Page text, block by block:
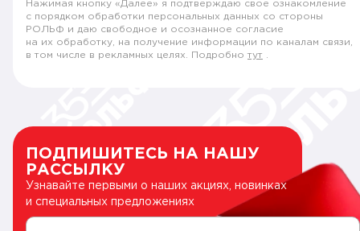
Нажимая кнопку «Далее» я подтверждаю свое ознакомление
с порядком обработки персональных данных со стороны
РОЛЬФ и даю свободное и осознанное согласие
на их обработку, на получение информации по каналам связи,
в том числе в рекламных целях. Подробно тут
ПОДПИШИТЕСЬ НА НАШУ
РАССЫЛКУ
Узнавайте первыми о наших акциях, новинках
и специальных предложениях